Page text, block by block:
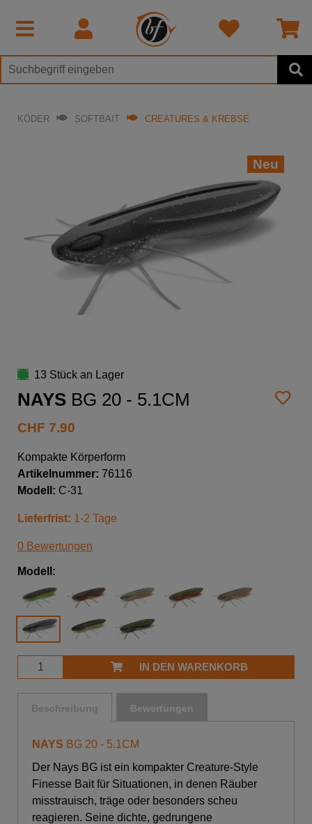
KÖDER SOFTBAIT CREATURES & KREBSE
Neu
13 Stück an Lager
NAYS BG 20 - 5.1CM
CHF 7.90
Kompakte Körperform
Artikelnummer: 76116
Modell: C-31
Lieferfrist: 1-2 Tage
0 Bewertungen
Modell:
IN DEN WARENKORB
Beschreibung Bewertungen
NAYS BG 20 - 5.1CM
Der Nays BG ist ein kompakter Creature-Style
Finesse Bait für Situationen, in denen Räuber
misstrauisch, träge oder besonders scheu
reagieren. Seine dichte, gedrungene